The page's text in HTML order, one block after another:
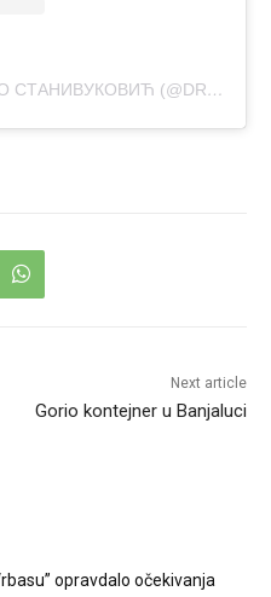
A POST SHARED BY ДРАШКО СТАНИВУКОВИЋ (@DRASKOSTANIVUKOVIC)
Next article
Gorio kontejner u Banjaluci
opravdalo očekivanja